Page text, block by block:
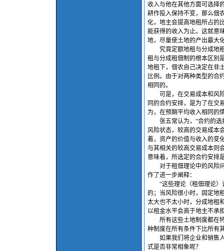
收入与他在其他方面可选择
耕作投入保持不变，那么佃
化，地主会提高地租所占的
能获得的收入为止。这就意
地，尽量使土地的产出最大
究竟定额地租与分成地租
租与分成租佃制的根本区别
地租下，佃农自己决定在非
比例。由于对两种类型的合
相同的。
可是，在交易成本和风险
同的合约安排，是为了在交
为，在预期平均收入相同的
张五常认为，“合约的选
风险状态，较高的交易成本
着，资产的价值与收入的变
与其相关的较高交易成本则
意味着，所选定的合约安排
对于租佃理论中的风险问
作了进一步阐释：
“这些理论（租佃理论）
的；当风险很小时，固定地
太大也不太小时，分成地租
以租金水平会高于地主不承
所有这些土地制度都在特
种制度在所有条件下比所有
如果我们将企业和销售人
式是否非常相象呢？